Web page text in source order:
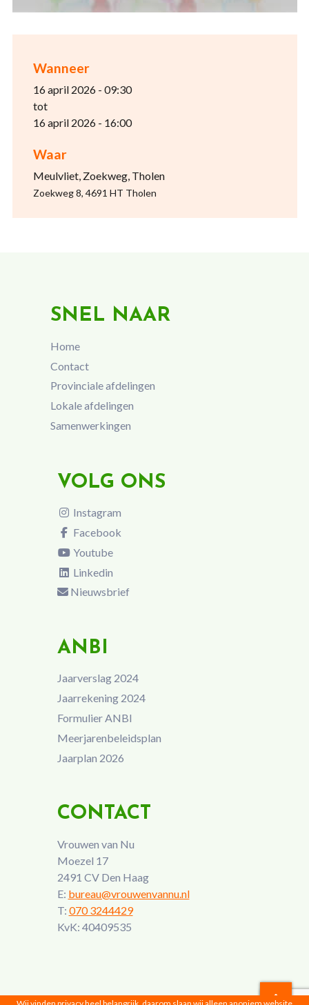
Wanneer
16 april 2026 - 09:30
tot
16 april 2026 - 16:00
Waar
Meulvliet, Zoekweg, Tholen
Zoekweg 8, 4691 HT Tholen
SNEL NAAR
Home
Contact
Provinciale afdelingen
Lokale afdelingen
Samenwerkingen
VOLG ONS
Instagram
Facebook
Youtube
Linkedin
Nieuwsbrief
ANBI
Jaarverslag 2024
Jaarrekening 2024
Formulier ANBI
Meerjarenbeleidsplan
Jaarplan 2026
CONTACT
Vrouwen van Nu
Moezel 17
2491 CV Den Haag
E: bureau@vrouwenvannu.nl
T: 070 3244429
KvK: 40409535